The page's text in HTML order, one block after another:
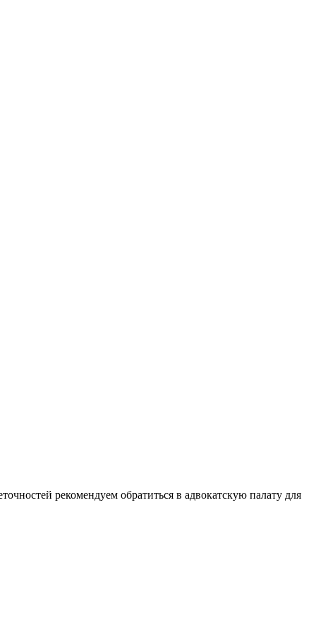
рекомендуем обратиться в адвокатскую палату для